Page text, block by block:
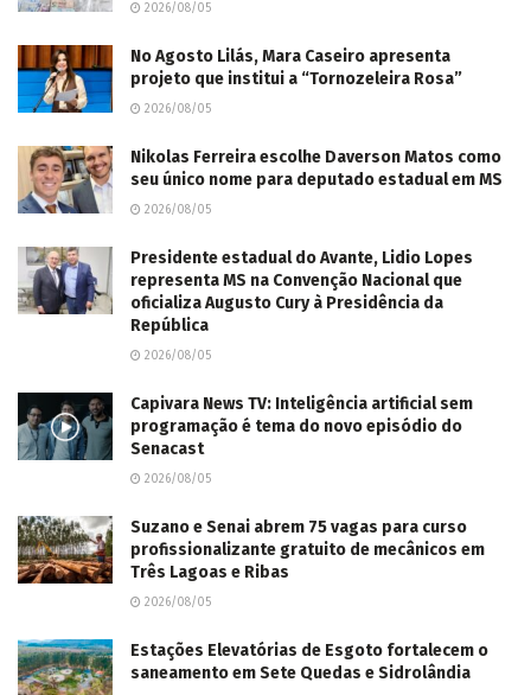
2026/08/05
No Agosto Lilás, Mara Caseiro apresenta
projeto que institui a “Tornozeleira Rosa”
2026/08/05
Nikolas Ferreira escolhe Daverson Matos como
seu único nome para deputado estadual em MS
2026/08/05
Presidente estadual do Avante, Lidio Lopes
representa MS na Convenção Nacional que
oficializa Augusto Cury à Presidência da
República
2026/08/05
Capivara News TV: Inteligência artificial sem
programação é tema do novo episódio do
Senacast
2026/08/05
Suzano e Senai abrem 75 vagas para curso
profissionalizante gratuito de mecânicos em
Três Lagoas e Ribas
2026/08/05
Estações Elevatórias de Esgoto fortalecem o
saneamento em Sete Quedas e Sidrolândia